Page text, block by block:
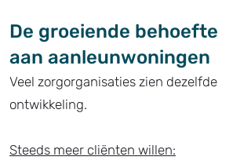
De groeiende behoefte
aan aanleunwoningen
Veel zorgorganisaties zien dezelfde
ontwikkeling.
Steeds meer cliënten willen: